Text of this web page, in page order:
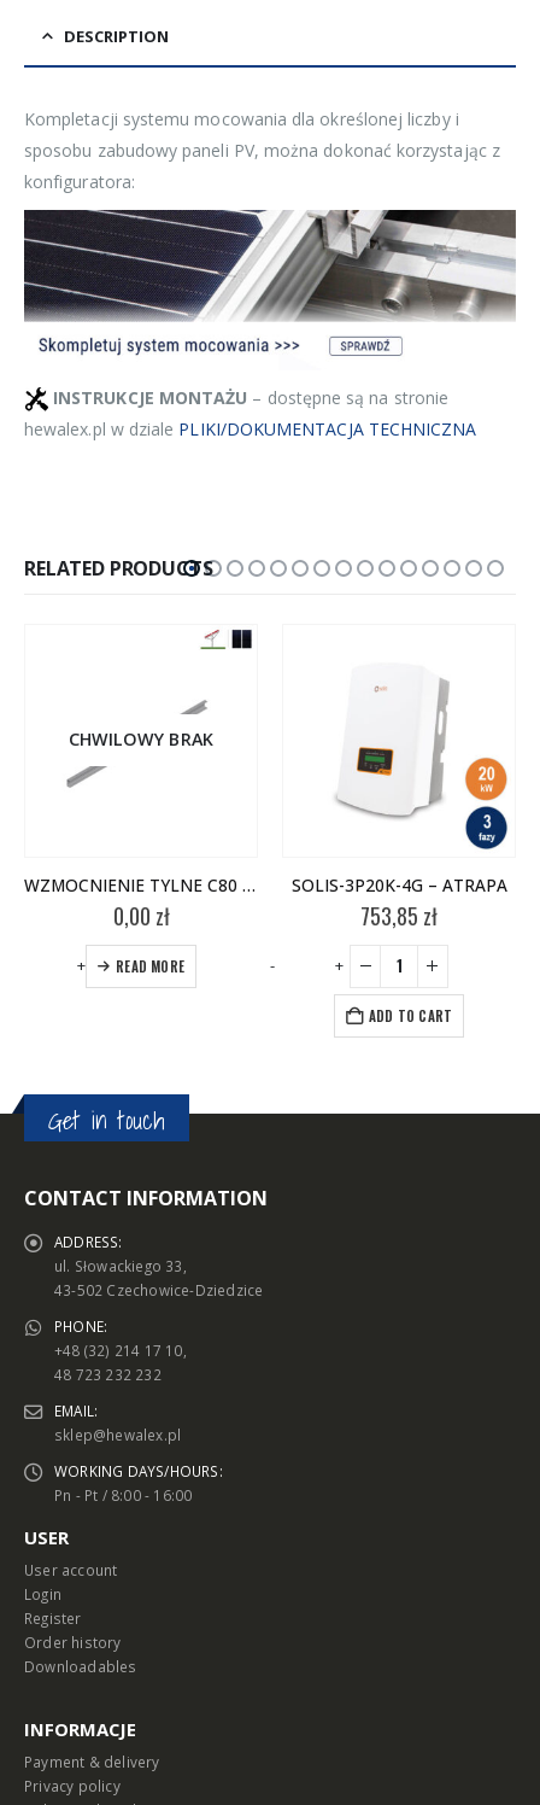
DESCRIPTION
Kompletacji systemu mocowania dla określonej liczby i
sposobu zabudowy paneli PV, można dokonać korzystając z
konfiguratora:
INSTRUKCJE MONTAŻU – dostępne są na stronie
hewalex.pl w dziale PLIKI/DOKUMENTACJA TECHNICZNA
RELATED PRODUCTS
CHWILOWY BRAK
WZMOCNIENIE TYLNE C80 2V-MG
0,00 zł
READ MORE
SOLIS-3P20K-4G – ATRAPA
753,85 zł
ADD TO CART
+ - +
Get in touch
CONTACT INFORMATION
ADDRESS:
ul. Słowackiego 33,
43-502 Czechowice-Dziedzice
PHONE:
+48 (32) 214 17 10,
48 723 232 232
EMAIL:
sklep@hewalex.pl
WORKING DAYS/HOURS:
Pn - Pt / 8:00 - 16:00
USER
User account
Login
Register
Order history
Downloadables
INFORMACJE
Payment & delivery
Privacy policy